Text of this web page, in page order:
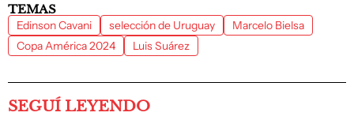
TEMAS
Edinson Cavani selección de Uruguay
Marcelo Bielsa
Copa América 2024
Luis Suárez
SEGUÍ LEYENDO